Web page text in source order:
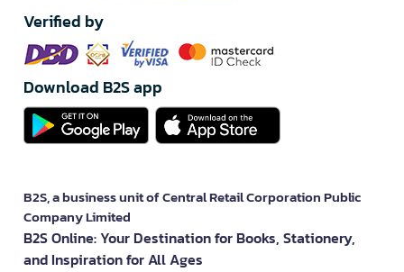
Verified by
Download B2S app
B2S, a business unit of Central Retail Corporation Public
Company Limited
B2S Online: Your Destination for Books, Stationery,
and Inspiration for All Ages